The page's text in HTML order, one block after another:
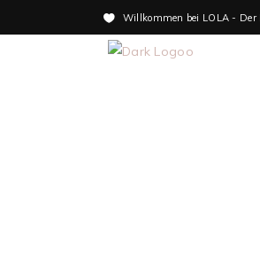
Willkommen bei LOLA - Der